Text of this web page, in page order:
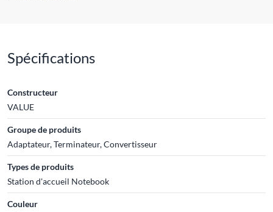
Spécifications
Constructeur
VALUE
Groupe de produits
Adaptateur, Terminateur, Convertisseur
Types de produits
Station d'accueil Notebook
Couleur